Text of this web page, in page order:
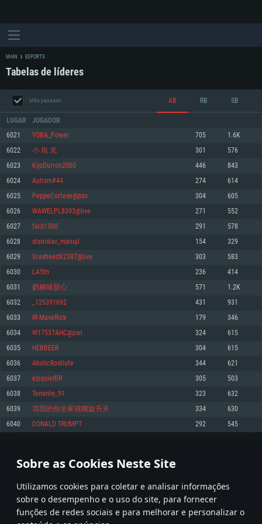
Sobre as Cookies Neste Site
Utilizamos cookies para coletar e analisar informações
sobre o desempenho e o uso do site, para fornecer
funções de redes sociais e para melhorar e personalizar o
REQUERIMENTOS DE SISTEMA
Mínimo
Sistema Operativo: Windows 10 (64 bit)
Processador: Dual-Core 2.2 GHz
Memória: 4GB
Placa Gráfica: Placa com DirectX 11: AMD Radeon 77XX / NVIDIA GeForce
GTX 660. Resolução mínima suportada: 720p
Network: Internet de banda larga.
Disco: 23,1 GB
Recomendado
superior, Radeon RX 570 ou superior
Disco: 75,9 GB
Mínimo
Sistema Operativo: Mac OS Big Sur 11.0 ou versão mais recente
Processador: Core i5 2.2GHz mínimo (Intel Xeon não suportado)
Memória: 6 GB
Placa Gráfica: Intel Iris Pro 5200 (Mac), equivalentes AMD/Nvidia para Mac.
Resolução mínima suportada: 720p com suporte Metal.
Network: Internet de banda larga.
Disco: 21,5 GB
Recomendado
Network: Internet de banda larga.
Mínimo
Sistema Operativo: Distribuições mais modernas do Linux de 64bit
Processador: Dual-Core 2.4 GHz
Memória: 4 GB
Placa Gráfica: NVIDIA 660 com os drivers mais recentes (não mais de 6
meses) / equivalentes AMD com os drivers mais recentes com suporte
Vulkan (não mais de 6 meses); Resolução mínima suportada: 720p.
Network: Internet de banda larga.
Disco: 21,5 GB
Recomendado
Sistema Operativo: Ubuntu 20.04 64bit
Processador: Intel Core i7
Memória: 16 GB
Placa Gráfica: NVIDIA 1060 com os drivers mais recentes (não mais de 6
meses) / equivalentes AMD (Radeon RX 570) com os drivers mais recentes
Network: Internet de banda larga.
MAIN ESPORTS
Tabelas de líderes
Mês passado AB RB SB
LUGAR JOGADOR
6021 YOBA_Power 705 1.6K
6022 小 坦 克 301 576
6023 KypDurron2000 446 843
6024 Autism#44 274 614
6025 PeppeCortese@psn 304 605
6026 WAWELPL8393@live 271 552
6027 fard1500 291 578
6028 stanislav_manujl 154 329
6029 XrasheedX2387@live 303 583
6030 LA5fn 236 414
6031 奶糖味甜心 571 1.2K
6032 _125391692 431 931
6033 IR-MaveRick 179 346
6034 W17537AHC@psn 324 615
6035 HEBBEER 304 615
6036 AholicRostiute 344 621
6037 eziquielBR 305 503
6038 Tenente_91 323 632
6039 骂我的你全家就螺旋升天 334 630
6040 DONALD TRUMPT 292 545